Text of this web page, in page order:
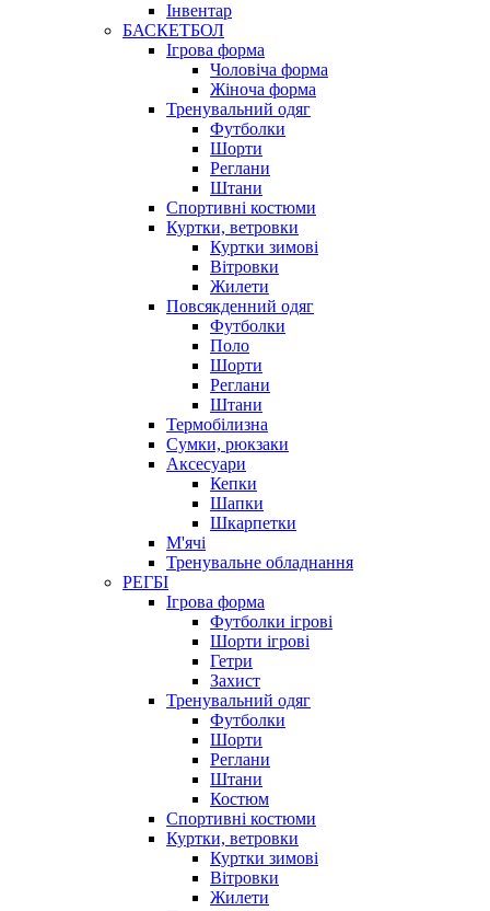
Інвентар
БАСКЕТБОЛ
Ігрова форма
Чоловіча форма
Жіноча форма
Тренувальний одяг
Футболки
Шорти
Реглани
Штани
Спортивні костюми
Куртки, ветровки
Куртки зимові
Вітровки
Жилети
Повсякденний одяг
Футболки
Поло
Шорти
Реглани
Штани
Термобілизна
Сумки, рюкзаки
Аксесуари
Кепки
Шапки
Шкарпетки
М'ячі
Тренувальне обладнання
РЕГБІ
Ігрова форма
Футболки ігрові
Шорти ігрові
Гетри
Захист
Тренувальний одяг
Футболки
Шорти
Реглани
Штани
Костюм
Спортивні костюми
Куртки, ветровки
Куртки зимові
Вітровки
Жилети